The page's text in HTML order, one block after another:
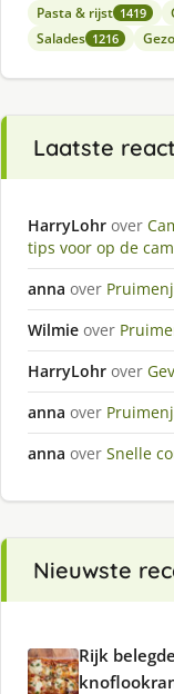
Pasta & rijst 1419
Salades 1216
Laatste
HarryLohr over
tips voor op de
anna over
Wilmie over
HarryLohr over
anna over
anna over Snelle
Nieuwste
Rijk